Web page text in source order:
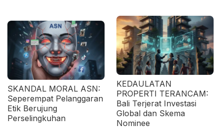
SKANDAL MORAL ASN:
Seperempat Pelanggaran
Etik Berujung
Perselingkuhan
KEDAULATAN
PROPERTI TERANCAM:
Bali Terjerat Investasi
Global dan Skema
Nominee